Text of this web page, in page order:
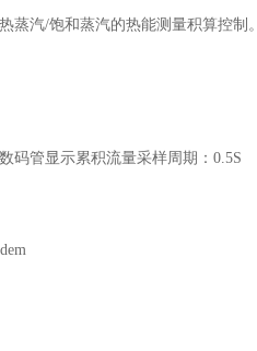
蒸汽/饱和蒸汽的热能测量积算控制。
码管显示累积流量采样周期：0.5S